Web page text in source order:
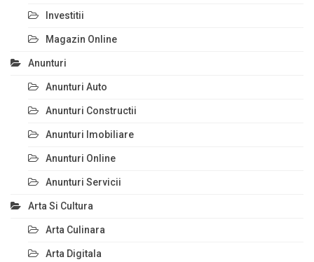
Investitii
Magazin Online
Anunturi
Anunturi Auto
Anunturi Constructii
Anunturi Imobiliare
Anunturi Online
Anunturi Servicii
Arta Si Cultura
Arta Culinara
Arta Digitala